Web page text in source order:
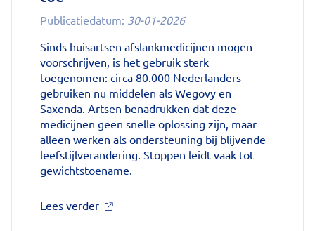
Publicatiedatum: 30-01-2026
Sinds huisartsen afslankmedicijnen mogen
voorschrijven, is het gebruik sterk
toegenomen: circa 80.000 Nederlanders
gebruiken nu middelen als Wegovy en
Saxenda. Artsen benadrukken dat deze
medicijnen geen snelle oplossing zijn, maar
alleen werken als ondersteuning bij blijvende
leefstijlverandering. Stoppen leidt vaak tot
gewichtstoename.
Lees verder over